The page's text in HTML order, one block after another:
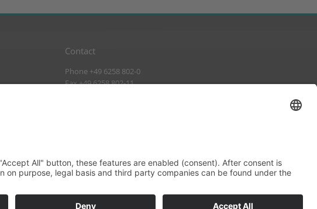
Contact
Phone +49 6258 802-0
Fax +49 6258 802-11